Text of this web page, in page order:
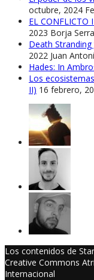
octubre, 2024
EL CONFLICTO
2023 Borja
Death
2022 Juan
Hades: In
Los
II) 16 febrero,
Los contenidos de
Creative Commons
Internacional